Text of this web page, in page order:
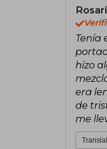
Tenía
hizo
era
de
me